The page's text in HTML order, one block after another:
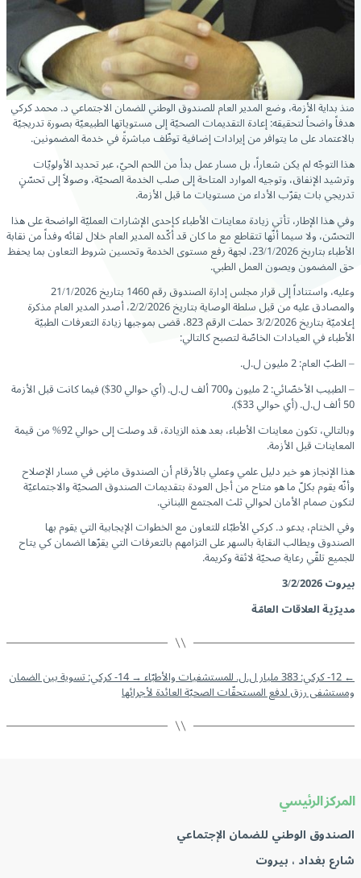
منذ بداية الأزمة، وضع المدير العام للصندوق الوطني للضمان الاجتماعي د. محمد كركي
هدفاً واضحاً لتحقيقه: إعادة التقديمات الصحيّة إلى مستوياتها الطبيعيّة بصورة تدريجيّة
بالاعتماد على ما يتوافر من إيرادات إضافية توظّف مباشرةً في خدمة المضمونين.
هذا التوجّه لم يكن شعاراً، بل مسار عمل بدأ من اللحم الحيّ، عبر تحديد الأولويّات
وترشيد الإنفاق، وتوجيه الموارد المتاحة إلى صلب الخدمة الصحيّة، وصولاً إلى تحسّنٍ
تدريجي بات يقرّب الأداء من مستويات ما قبل الأزمة.
وفي هذا الإطار، تأتي زيادة معاينات الأطباء كإحدى الإشارات العمليّة الواضحة على هذا
التحسّن، ولا سيما أنّها تتقاطع مع ما كان قد أكّده المدير العام خلال لقائه وفداً من نقابة
الأطباء بتاريخ 23/1/2026، لجهة رفع مستوى الخدمة وتحسين شروط التعاون بما يحفظ
حق المضمون ويصون العمل الطبي.
وعليه، واستناداً إلى قرار مجلس إدارة الصندوق رقم 1460 بتاريخ 21/1/2026
والمصادق عليه من قبل سلطة الوصاية بتاريخ 2/2/2026، أصدر المدير العام مذكرة
إعلاميّة بتاريخ 3/2/2026 حملت الرقم 823، قضى بموجبها زيادة التعرفات الطبيّة
الأطباء في العيادات الخاصّة لتصبح كالتالي:
– الطبّ العام: 2 مليون ل.ل.
– الطبيب الأخصّائي: 2 مليون و700 ألف ل.ل. (أي حوالي 30$) فيما كانت قبل الأزمة
50 ألف ل.ل. (أي حوالي 33$).
وبالتالي، تكون معاينات الأطباء، بعد هذه الزيادة، قد وصلت إلى حوالي 92% من قيمة
المعاينات قبل الأزمة.
هذا الإنجاز هو خير دليل علمي وعملي بالأرقام أن الصندوق ماضٍ في مسار الإصلاح
وأنّه يقوم بكلّ ما هو متاح من أجل العودة بتقديمات الصندوق الصحيّة والاجتماعيّة
لتكون صمام الأمان لحوالي ثلث المجتمع اللبناني.
وفي الختام، يدعو د. كركي الأطبّاء للتعاون مع الخطوات الإيجابية التي يقوم بها
الصندوق ويطالب النقابة بالسهر على التزامهم بالتعرفات التي يقرّها الضمان كي يتاح
للجميع تلقّي رعاية صحيّة لائقة وكريمة.
بيروت3/2/2026
مديرّية العلاقات العامّة
←12- كركي: 383 مليار ل.ل. للمستشفيات والأطبّاء → 14- كركي: تسوية بين الضمان
ومستشفى رزق لدفع المستحقّات الصحيّة العائدة لأجرائها
المركز الرئيسي
الصندوق الوطني للضمان الإجتماعي
شارع بغداد ، بيروت